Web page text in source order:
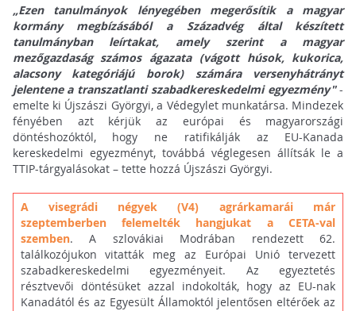
„Ezen tanulmányok lényegében megerősítik a magyar
kormány megbízásából a Századvég által készített
tanulmányban leírtakat, amely szerint a magyar
mezőgazdaság számos ágazata (vágott húsok, kukorica,
alacsony kategóriájú borok) számára versenyhátrányt
jelentene a transzatlanti szabadkereskedelmi egyezmény"-
emelte ki Újszászi Györgyi, a Védegylet munkatársa. Mindezek
fényében azt kérjük az európai és magyarországi
döntéshozóktól, hogy ne ratifikálják az EU-Kanada
kereskedelmi egyezményt, továbbá véglegesen állítsák le a
TTIP-tárgyalásokat – tette hozzá Újszászi Györgyi.
A visegrádi négyek (V4) agrárkamarái már
szeptemberben felemelték hangjukat a CETA-val
szemben. A szlovákiai Modrában rendezett 62.
találkozójukon vitatták meg az Európai Unió tervezett
szabadkereskedelmi egyezményeit. Az egyeztetés
résztvevői döntésüket azzal indokolták, hogy az EU-nak
Kanadától és az Egyesült Államoktól jelentősen eltérőek az